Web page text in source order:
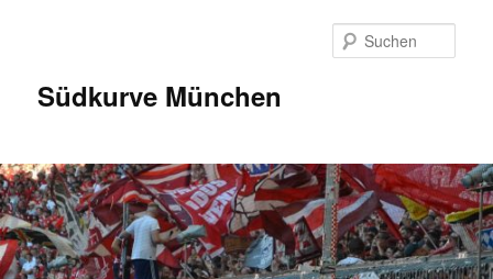
Südkurve München